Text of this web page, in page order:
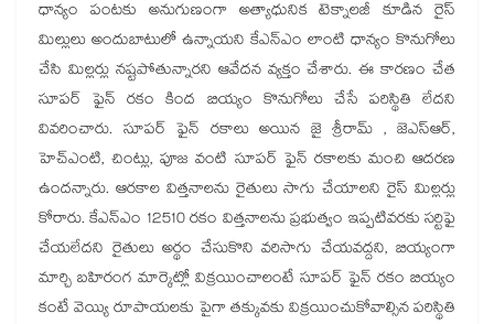
ధాన్యం పంటకు అనుగుణంగా అత్యాధునిక టెక్నాలజీ కూడిన రైస్
మిల్లులు అందుబాటులో ఉన్నాయని కేఎన్ఎం లాంటి ధాన్యం కొనుగోలు
చేసి మిల్లర్లు నష్టపోతున్నారని ఆవేదన వ్యక్తం చేశారు. ఈ కారణం చేత
సూపర్ ఫైన్ రకం కింద బియ్యం కొనుగోలు చేసే పరిస్థితి లేదని
వివరించారు. సూపర్ ఫైన్ రకాలు అయిన జై శ్రీరామ్ , జెఎస్ఆర్,
హెచ్ఎంటి, చింట్లు, పూజ వంటి సూపర్ ఫైన్ రకాలకు మంచి ఆదరణ
ఉందన్నారు. ఆరకాల విత్తనాలను రైతులు సాగు చేయాలని రైస్ మిల్లర్లు
కోరారు. కేఎన్ఎం 12510 రకం విత్తనాలను ప్రభుత్వం ఇప్పటివరకు సర్టిఫై
చేయలేదని రైతులు అర్థం చేసుకొని వరిసాగు చేయవద్దని, బియ్యంగా
మార్చి బహిరంగ మార్కెట్లో విక్రయించాలంటే సూపర్ ఫైన్ రకం బియ్యం
కంటే వెయ్యి రూపాయలకు పైగా తక్కువకు విక్రయించుకోవాల్సిన పరిస్థితి